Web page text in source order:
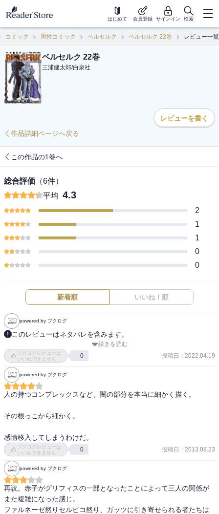
はじめて 会員登録 サインイン 検索
コミック 男性コミック ベルセルク ベルセルク 22巻 レビュー一覧
ベルセルク 22巻
三浦建太郎/白泉社
レビューを書く
作品詳細ページへ戻る
この作品の1巻へ
総合評価 （6件）
平均 4.3
2
1
1
0
0
新着順 いいね！順
powered by ブクログ
このレビューはネタバレを含みます。
確かに
途方もない物語
恐ろしさ、怖さ
進んでいく物語
絵の力で
書かれているテキストが不穏
確かに絵なんだけど
その絵の力。
続きを読む
ブクログレビューは
いいねできません
0 投稿日 : 2022.04.19
powered by ブクログ
人の持つコンプレックスなど、闇の部分を本当に細かく描く。
その根っこから細かく。
感情移入してしまうわけだ。
ブクログレビューは
いいねできません
0 投稿日 : 2013.08.23
powered by ブクログ
再読。赤子がグリフィスの一部となったことによって三人の関係が
また複雑になった感じ。
ファルネーゼ然りセルピコ然り、ガッツに引き寄せられる者たちは